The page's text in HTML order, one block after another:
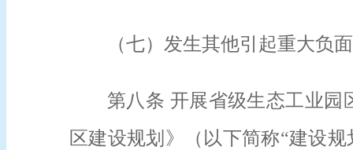
（七）发生其他引起重大负
第八条 开展省级生态工业
区建设规划》（以下简称“建设